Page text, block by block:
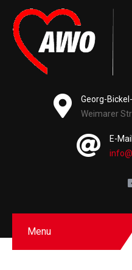
Georg-
Weimarer
E-Mail
Menu